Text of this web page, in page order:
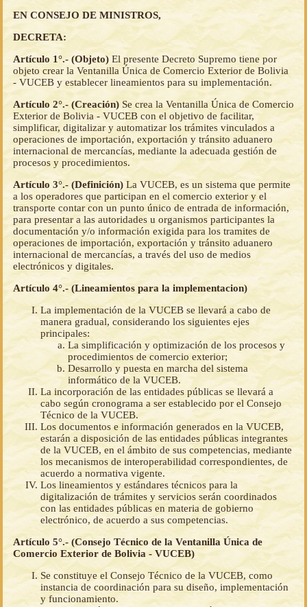
EN CONSEJO DE MINISTROS,
DECRETA:
Artículo 1°.- (Objeto) El presente Decreto Supremo tiene por
objeto crear la Ventanilla Única de Comercio Exterior de Bolivia
- VUCEB y establecer lineamientos para su implementación.
Artículo 2°.- (Creación) Se crea la Ventanilla Única de Comercio
Exterior de Bolivia - VUCEB con el objetivo de facilitar,
simplificar, digitalizar y automatizar los trámites vinculados a
operaciones de importación, exportación y tránsito aduanero
internacional de mercancías, mediante la adecuada gestión de
procesos y procedimientos.
Artículo 3°.- (Definición) La VUCEB, es un sistema que permite
a los operadores que participan en el comercio exterior y el
transporte contar con un punto único de entrada de información,
para presentar a las autoridades u organismos participantes la
documentación y/o información exigida para los tramites de
operaciones de importación, exportación y tránsito aduanero
internacional de mercancías, a través del uso de medios
electrónicos y digitales.
Artículo 4°.- (Lineamientos para la implementacion)
La implementación de la VUCEB se llevará a cabo de
manera gradual, considerando los siguientes ejes
principales:
La simplificación y optimización de los procesos y
procedimientos de comercio exterior;
Desarrollo y puesta en marcha del sistema
informático de la VUCEB.
La incorporación de las entidades públicas se llevará a
cabo según cronograma a ser establecido por el Consejo
Técnico de la VUCEB.
Los documentos e información generados en la VUCEB,
estarán a disposición de las entidades públicas integrantes
de la VUCEB, en el ámbito de sus competencias, mediante
los mecanismos de interoperabilidad correspondientes, de
acuerdo a normativa vigente.
Los lineamientos y estándares técnicos para la
digitalización de trámites y servicios serán coordinados
con las entidades públicas en materia de gobierno
electrónico, de acuerdo a sus competencias.
Artículo 5°.- (Consejo Técnico de la Ventanilla Única de
Comercio Exterior de Bolivia - VUCEB)
Se constituye el Consejo Técnico de la VUCEB, como
instancia de coordinación para su diseño, implementación
y funcionamiento.